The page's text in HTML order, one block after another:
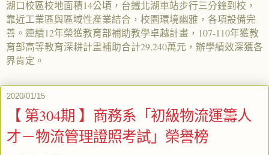
湖口校區校地面積14公頃，台鐵北湖車站步行三分鐘到校，
靠近工業區與區域性產業結合，校園環境幽雅，各項設備完
善。連續12年榮獲教育部補助教學卓越計畫，107-110年獲教
育部高等教育深耕計畫補助合計29,240萬元，辦學績效深獲各
界肯定。
2020/01/15
【 第304期 】商務系「初級物流運籌人
才－物流管理證照考試」榮譽榜